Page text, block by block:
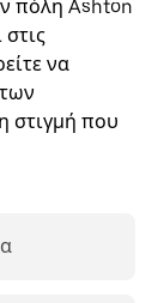
πόλη Ashton
να
στιγμή που